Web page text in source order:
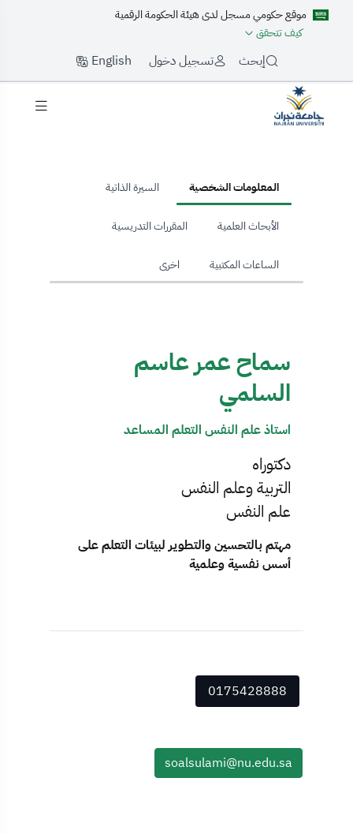
موقع حكومي مسجل لدى هيئة الحكومة الرقمية
كيف تتحقق
إبحث تسجيل دخول English
المعلومات الشخصية السيرة الذاتية
الأبحاث العلمية المقررات التدريسية
الساعات المكتبية اخرى
سماح عمر عاسم
السلمي
استاذ علم النفس التعلم المساعد
دكتوراه
التربية وعلم النفس
علم النفس
مهتم بالتحسين والتطوير لبيئات التعلم على
أسس نفسية وعلمية
0175428888
soalsulami@nu.edu.sa